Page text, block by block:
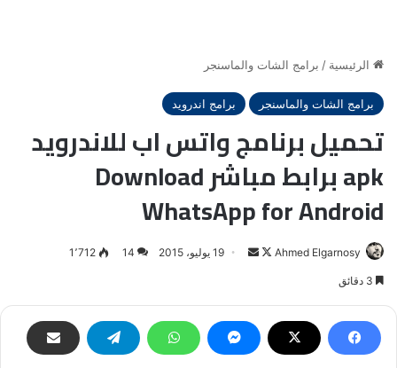
الرئيسية / برامج الشات والماسنجر
برامج الشات والماسنجر برامج اندرويد
تحميل برنامج واتس اب للاندرويد
apk برابط مباشر Download
WhatsApp for Android
Ahmed Elgarnosy
Followأرسل19 يوليو، 2015 14 1٬712